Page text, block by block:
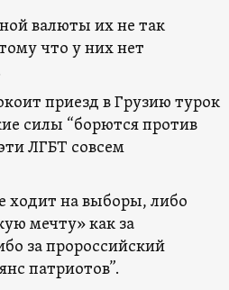
валюты их не так
что у них нет
приезд в Грузию турок
силы “борются против
ЛГБТ совсем
ходит на выборы, либо
мечту» как за
за пророссийский
патриотов”.